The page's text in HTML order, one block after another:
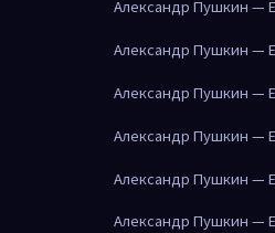
Александр Пушкин —
Александр Пушкин —
Александр Пушкин —
Александр Пушкин —
Александр Пушкин —
Александр Пушкин —